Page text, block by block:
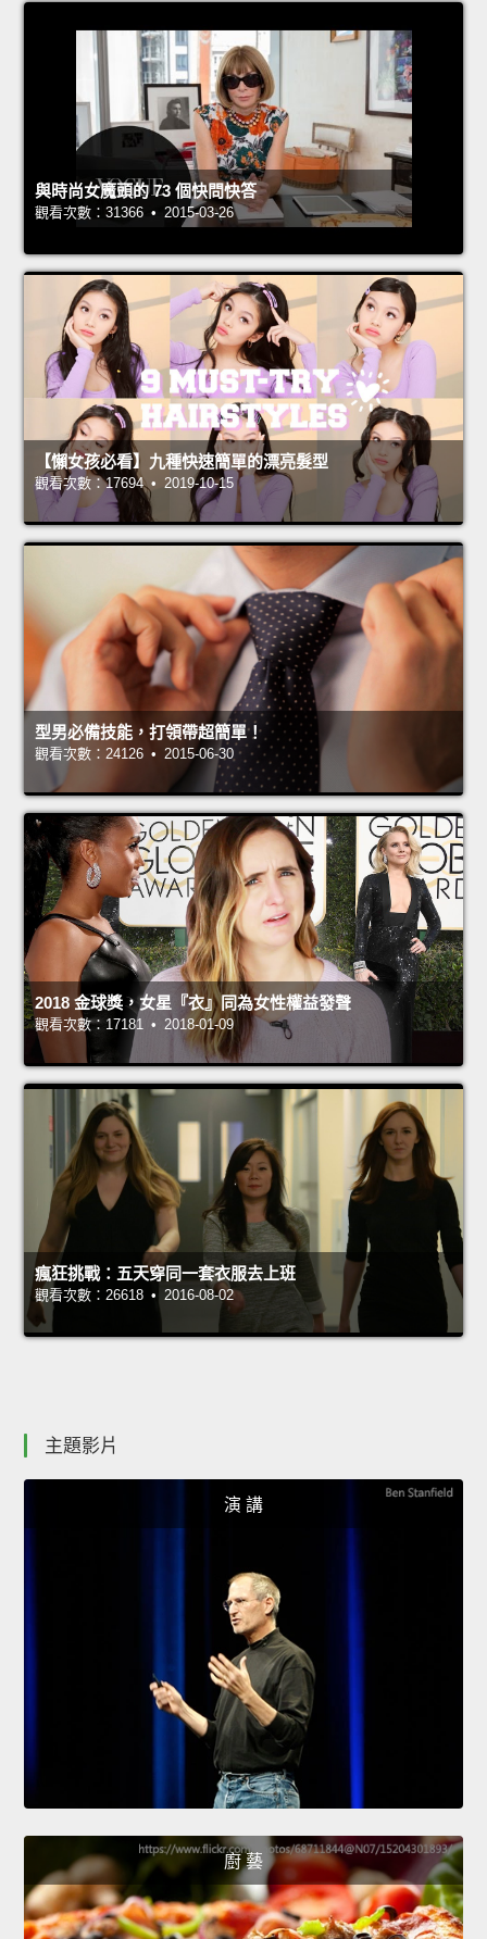
與時尚女魔頭的 73 個快問快答
觀看次數：31366 • 2015-03-26
【懶女孩必看】九種快速簡單的漂亮髮型
觀看次數：17694 • 2019-10-15
型男必備技能，打領帶超簡單！
觀看次數：24126 • 2015-06-30
2018 金球獎，女星『衣』同為女性權益發聲
觀看次數：17181 • 2018-01-09
瘋狂挑戰：五天穿同一套衣服去上班
觀看次數：26618 • 2016-08-02
主題影片
演 講
廚 藝